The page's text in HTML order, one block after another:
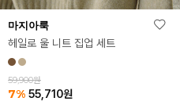
마지아룩
헤일로 울 니트 집업 세트
59,900원
7% 55,710원